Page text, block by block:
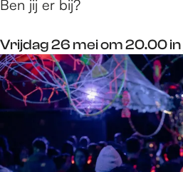
Ben jij er bij?
Vrijdag 26 mei om 20.00 in